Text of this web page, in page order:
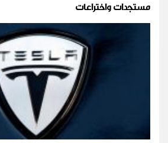
مستجدات واختراعات